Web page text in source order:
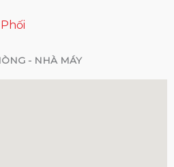
- NHÀ MÁY